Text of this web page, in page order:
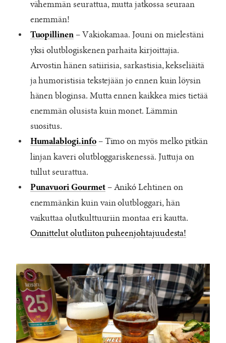
vähemmän seurattua, mutta jatkossa seuraan
enemmän!
Tuopillinen – Vakiokamaa. Jouni on mielestäni
yksi olutblogiskenen parhaita kirjoittajia.
Arvostin hänen satiirisia, sarkastisia, kekseliäitä
ja humoristisia tekstejään jo ennen kuin löysin
hänen bloginsa. Mutta ennen kaikkea mies tietää
enemmän olusista kuin monet. Lämmin
suositus.
Humalablogi.info– Timo on myös melko pitkän
linjan kaveri olutbloggariskenessä. Juttuja on
tullut seurattua.
Punavuori Gourmet– Anikó Lehtinen on
enemmänkin kuin vain olutbloggari, hän
vaikuttaa olutkulttuuriin montaa eri kautta.
Onnittelut olutliiton puheenjohtajuudesta!